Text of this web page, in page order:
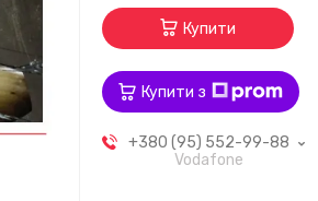
Купити
Купити з
+380 (95) 552-99-88
Vodafone